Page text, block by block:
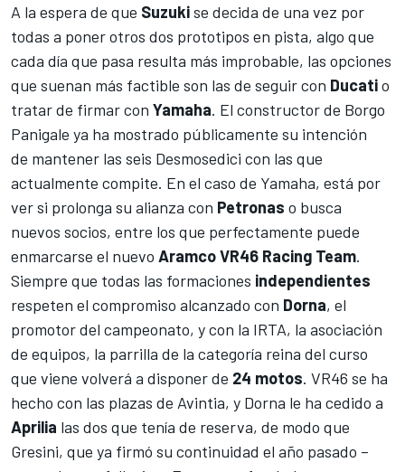
A la espera de que Suzukise decida de una vez por
todas a poner otros dos prototipos en pista, algo que
cada día que pasa resulta más improbable, las opciones
que suenan más factible son las de seguir con Ducatio
tratar de firmar con Yamaha. El constructor de Borgo
Panigale ya ha mostrado públicamente su intención
de mantener las seis Desmosedici con las que
actualmente compite. En el caso de Yamaha, está por
ver si prolonga su alianza con Petronas o busca
nuevos socios, entre los que perfectamente puede
enmarcarse el nuevo Aramco VR46 Racing Team.
Siempre que todas las formaciones independientes
respeten el compromiso alcanzado con Dorna, el
promotor del campeonato, y con la IRTA, la asociación
de equipos, la parrilla de la categoría reina del curso
que viene volverá a disponer de 24 motos. VR46 se ha
hecho con las plazas de Avintia, y Dorna le ha cedido a
Aprilia las dos que tenía de reserva, de modo que
Gresini, que ya firmó su continuidad el año pasado –